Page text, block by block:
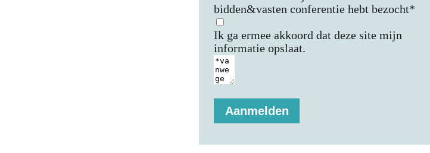
bidden&vasten conferentie hebt bezocht*
Ik ga ermee akkoord dat deze site mijn
informatie opslaat.
Aanmelden